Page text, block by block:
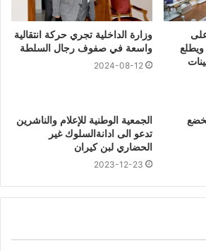
وزارة الداخلية تجري حركة انتقالية
واسعة في صفوف رجال السلطة
2024-08-12
الجمعية الوطنية للإعلام والناشرين
تدعو الى ادانةالسلوك غير
الحضاري لبن كيران
2023-12-23